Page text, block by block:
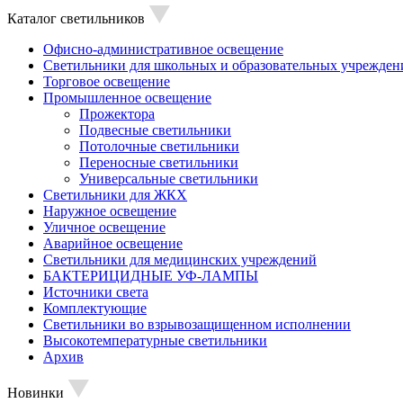
Каталог светильников
Офисно-административное освещение
Светильники для школьных и образовательных
Торговое освещение
Промышленное освещение
Прожектора
Подвесные светильники
Потолочные светильники
Переносные светильники
Универсальные светильники
Светильники для ЖКХ
Наружное освещение
Уличное освещение
Аварийное освещение
Светильники для медицинских учреждений
БАКТЕРИЦИДНЫЕ УФ-ЛАМПЫ
Источники света
Комплектующие
Светильники во взрывозащищенном исполнении
Высокотемпературные светильники
Архив
Новинки